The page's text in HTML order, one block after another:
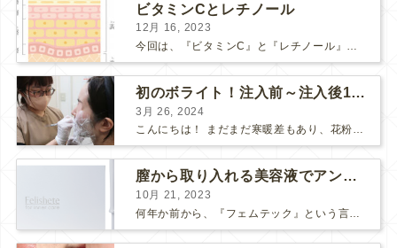
ビタミンCとレチノール
12月 16, 2023
今回は、『ビタミンC』と『レチノール』についてお話しします。 “美肌成分”の代表的な存在である「ビタミンC」と「レチノール」 美容意識の高い皆さまなら耳にしたことがあると思います。 それ...
初のボライト！注入前～注入後1週間の感想
3月 26, 2024
こんにちは！ まだまだ寒暖差もあり、花粉も飛んで、体調や肌が揺らぎやすい方も多いのではないでしょうか？ そんな最近わたしは、松下先生にボライトを注入して頂きました！ 人生✨初ボライト✨で注入...
膣から取り入れる美容液でアンチエイジング
10月 21, 2023